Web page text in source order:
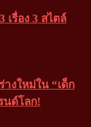
เรื่อง 3 สไตล์
งใหม่ใน “เด็ก
นด์โลก!